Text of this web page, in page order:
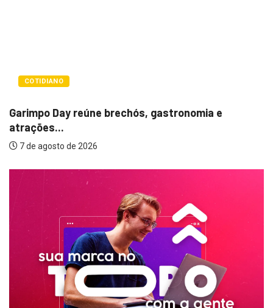
Itamar cobra prazo para melhorias
em...
7 de agosto de 2026